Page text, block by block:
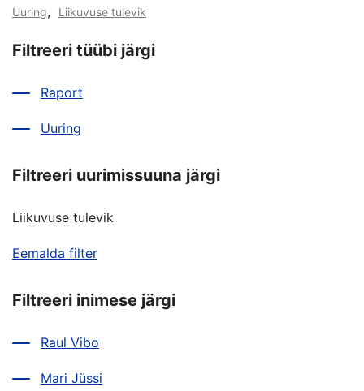
Uuring, Liikuvuse tulevik
Filtreeri tüübi järgi
Raport
Uuring
Filtreeri uurimissuuna järgi
Liikuvuse tulevik
Eemalda filter
Filtreeri inimese järgi
Raul Vibo
Mari Jüssi